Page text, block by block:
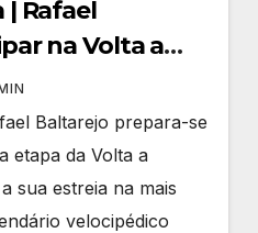
| Rafael
na Volta a
de qualquer
Baltarejo prepara-se
etapa da Volta a
sua estreia na mais
velocipédico